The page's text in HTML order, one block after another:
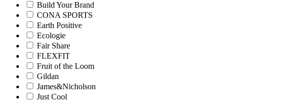
Build Your Brand
CONA SPORTS
Earth Positive
Ecologie
Fair Share
FLEXFIT
Fruit of the Loom
Gildan
James&Nicholson
Just Cool